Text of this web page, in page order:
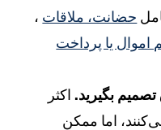
حضانت، ملاقات،
یا پرداخت
بگیرید.اکثر
اما ممکن